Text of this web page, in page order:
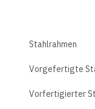
Stahlrahmen
Vorgefertigte
Vorfertigierter